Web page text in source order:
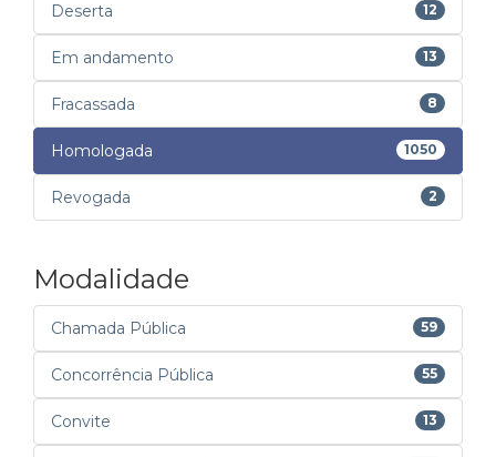
Deserta 12
Em andamento 13
Fracassada 8
Homologada 1050
Revogada 2
Modalidade
Chamada Pública 59
Concorrência Pública 55
Convite 13